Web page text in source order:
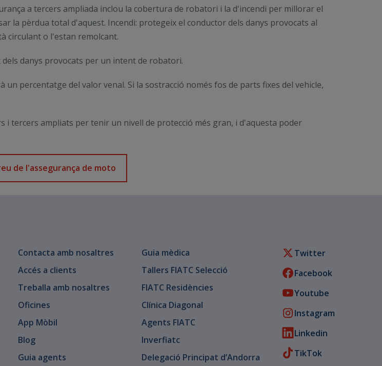
a tercers ampliada inclou la cobertura de robatori i la d'incendi per millorar el
la pèrdua total d'aquest. Incendi: protegeix el conductor dels danys provocats al
circulant o l'estan remolcant.
danys provocats per un intent de robatori.
percentatge del valor venal. Si la sostracció només fos de parts fixes del vehicle,
i tercers ampliats per tenir un nivell de protecció més gran, i d'aquesta poder
de l'assegurança de moto
Contacta amb nosaltres
Accés a clients
Treballa amb nosaltres
Oficines
App Mòbil
Blog
Guia agents
Guia mèdica
Tallers FIATC Selecció
FIATC Residències
Clínica Diagonal
Agents FIATC
Inverfiatc
Delegació Principat d’Andorra
Twitter
Facebook
Youtube
Instagram
Linkedin
TikTok